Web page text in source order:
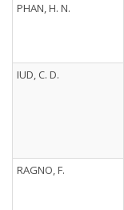
PHAN, H. N.
IUD, C. D.
RAGNO, F.